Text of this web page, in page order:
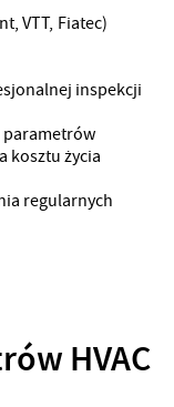
VTT, Fiatec)
inspekcji
kosztu życia
regularnych
HVAC